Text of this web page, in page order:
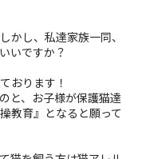
し、私達家族一同、
いですか？
おります！
と、お子様が保護猫達
教育』となると願って